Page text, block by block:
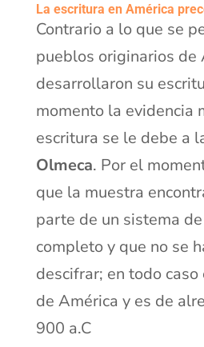
La escritura en América
Contrario a lo que se
pueblos originarios de
desarrollaron su
momento la evidencia
escritura se le debe a
Olmeca. Por el
que la muestra
parte de un sistema
completo y que no se
descifrar; en todo
de América y es de
900 a.C